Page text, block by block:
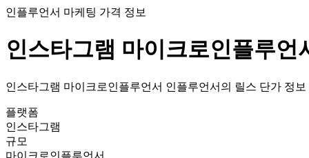
인플루언서 마케팅 가격 정보
인스타그램 마이크로인플루언
인스타그램 마이크로인플루언서 인플루언서의 릴스 단가 정보
플랫폼
인스타그램
규모
마이크로인플루언서